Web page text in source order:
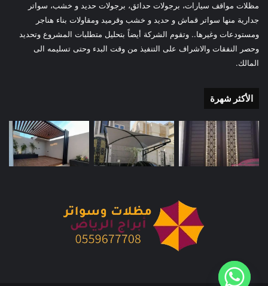
مظلات مواقف سيارات، برجولات حدائق، برجولات حديد و خشب، سواتر
جدارية منها سواتر قماش و حديد و خشب وقرميد ومقاولات بناء هناجر
ومستودعات وغيرها.. وتقوم الشركة أيضاً بتحليل متطلبات المشروع وتحديد
وحصر النفقات والاشراف على التنفيذ من وقت البدء وحتى تسليمه الى
المالك.
الأكثر شهرة